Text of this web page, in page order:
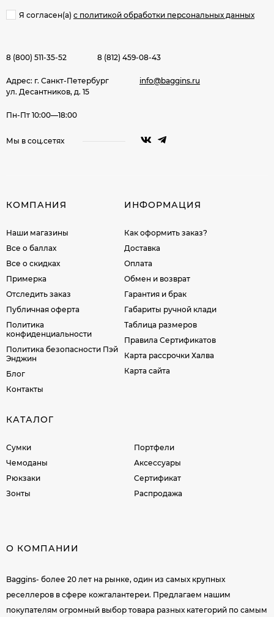
Я согласен(a) с политикой обработки персональных данных
8 (800) 511-35-52 8 (812) 459-08-43
Адрес: г. Санкт-Петербург
ул. Десантников, д. 15
info@baggins.ru
Пн-Пт 10:00—18:00
Мы в соц.сетях
КОМПАНИЯ
Наши магазины
Все о баллах
Все о скидках
Примерка
Отследить заказ
Публичная оферта
Политика
конфиденциальности
Политика безопасности Пэй
Энджин
Блог
Контакты
ИНФОРМАЦИЯ
Как оформить заказ?
Доставка
Оплата
Обмен и возврат
Гарантия и брак
Габариты ручной клади
Таблица размеров
Правила Сертификатов
Карта рассрочки Халва
Карта сайта
КАТАЛОГ
Сумки
Чемоданы
Рюкзаки
Зонты
Портфели
Аксессуары
Сертификат
Распродажа
О КОМПАНИИ
Baggins- более 20 лет на рынке, один из самых крупных
реселлеров в сфере кожгалантереи. Предлагаем нашим
покупателям огромный выбор товара разных категорий по самым